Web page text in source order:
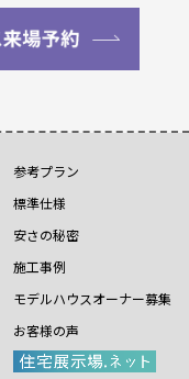
参考プラン
標準仕様
安さの秘密
施工事例
モデルハウスオーナー募集
お客様の声